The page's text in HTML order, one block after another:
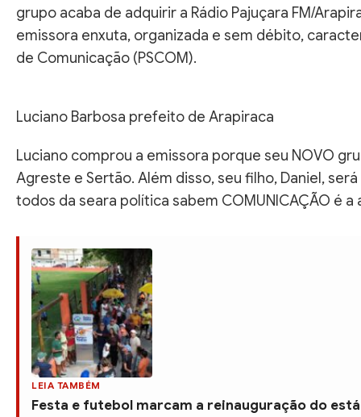
grupo acaba de adquirir a Rádio Pajuçara FM/
emissora enxuta, organizada e sem débito,
de Comunicação (PSCOM).
Luciano Barbosa prefeito de Arapiraca
Luciano comprou a emissora porque seu NOVO
Agreste e Sertão. Além disso, seu filho, Daniel,
todos da seara política sabem COMUNICAÇÃO é a
LEIA TAMBÉM
Festa e futebol marcam a reinauguração do